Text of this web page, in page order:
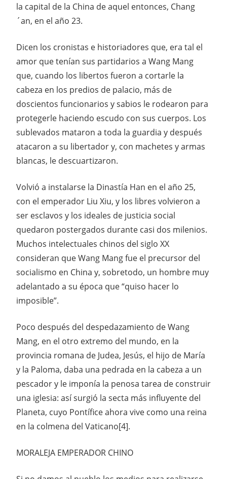
la capital de la China de aquel entonces, Chang
´an, en el año 23.
Dicen los cronistas e historiadores que, era tal el
amor que tenían sus partidarios a Wang Mang
que, cuando los libertos fueron a cortarle la
cabeza en los predios de palacio, más de
doscientos funcionarios y sabios le rodearon para
protegerle haciendo escudo con sus cuerpos. Los
sublevados mataron a toda la guardia y después
atacaron a su libertador y, con machetes y armas
blancas, le descuartizaron.
Volvió a instalarse la Dinastía Han en el año 25,
con el emperador Liu Xiu, y los libres volvieron a
ser esclavos y los ideales de justicia social
quedaron postergados durante casi dos milenios.
Muchos intelectuales chinos del siglo XX
consideran que Wang Mang fue el precursor del
socialismo en China y, sobretodo, un hombre muy
adelantado a su época que “quiso hacer lo
imposible”.
Poco después del despedazamiento de Wang
Mang, en el otro extremo del mundo, en la
provincia romana de Judea, Jesús, el hijo de María
y la Paloma, daba una pedrada en la cabeza a un
pescador y le imponía la penosa tarea de construir
una iglesia: así surgió la secta más influyente del
Planeta, cuyo Pontífice ahora vive como una reina
en la colmena del Vaticano[4].
MORALEJA EMPERADOR CHINO